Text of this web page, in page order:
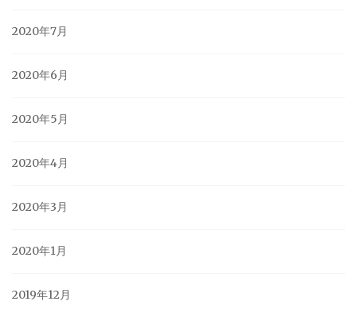
2020年7月
2020年6月
2020年5月
2020年4月
2020年3月
2020年1月
2019年12月